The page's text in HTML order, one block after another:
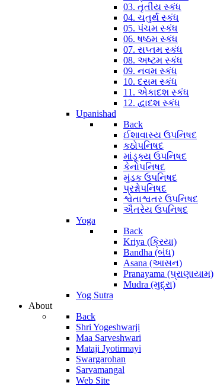
03. તૃતીય સ્કંધ
04. ચતુર્થ સ્કંધ
05. પંચમ સ્કંધ
06. ષષ્ઠમ સ્કંધ
07. સપ્તમ સ્કંધ
08. અષ્ટમ સ્કંધ
09. નવમ સ્કંધ
10. દસમ સ્કંધ
11. એકાદશ સ્કંધ
12. દ્વાદશ સ્કંધ
Upanishad
Back
ઈશાવાસ્ય ઉપનિષદ
કઠોપનિષદ
માંડૂક્ય ઉપનિષદ
કેનોપનિષદ
મુંડક ઉપનિષદ
પ્રશ્નોપનિષદ
શ્વેતાશ્વતર ઉપનિષદ
ઐતરેય ઉપનિષદ
Yoga
Back
Kriya (ક્રિયા)
Bandha (બંધ)
Asana (આસન)
Pranayama (પ્રાણાયામ)
Mudra (મુદ્રા)
Yog Sutra
About
Back
Shri Yogeshwarji
Maa Sarveshwari
Mataji Jyotirmayi
Swargarohan
Sarvamangal
Web Site